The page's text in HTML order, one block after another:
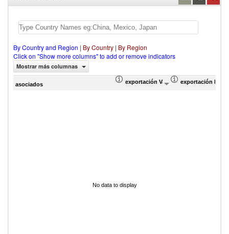
By Country and Region | By Country | By Region
Click on "Show more columns" to add or remove indicators
Mostrar más columnas
asociados exportación Valor del comercio (en
exportación
No data to display